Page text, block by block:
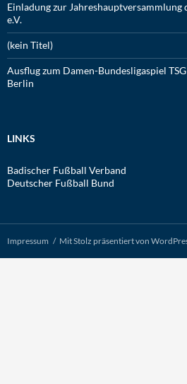
Einladung zur Jahreshauptversammlung
e.V.
(kein Titel)
Ausflug zum Damen-Bundesligaspiel
Berlin
LINKS
Badischer Fußball Verband
Deutscher Fußball Bund
Impressum Mit Stolz präsentiert von